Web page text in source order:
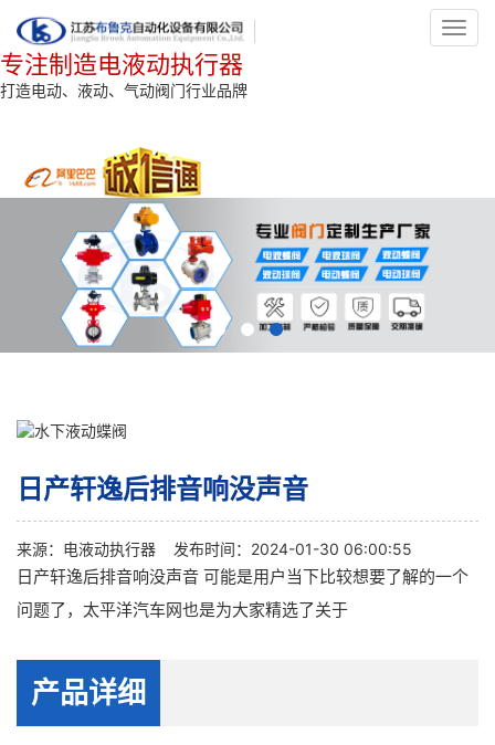
专注制造电液动执行器
打造电动、液动、气动阀门行业品牌
日产轩逸后排音响没声音
来源： 电液动执行器 发布时间：2024-01-30 06:00:55
日产轩逸后排音响没声音 可能是用户当下比较想要了解的一个
问题了，太平洋汽车网也是为大家精选了关于
产品详细